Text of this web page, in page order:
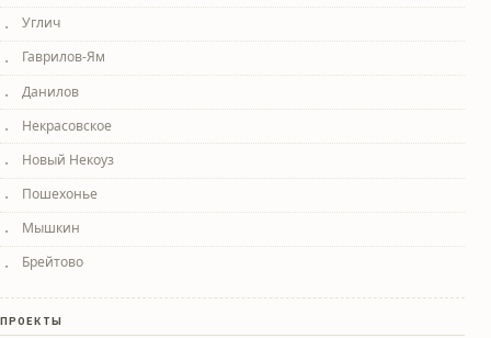
Углич
Гаврилов-Ям
Данилов
Некрасовское
Новый Некоуз
Пошехонье
Мышкин
Брейтово
ПРОЕКТЫ